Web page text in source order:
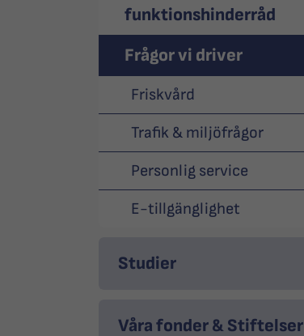
funktionshinderråd
Frågor vi driver
Friskvård
Trafik & miljöfrågor
Personlig service
E-tillgänglighet
Studier
Våra fonder & Stiftelser